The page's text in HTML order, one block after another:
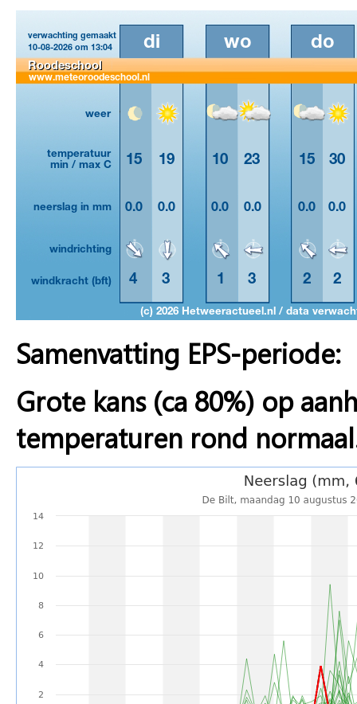
Samenvatting EPS-periode:
Grote kans (ca 80%) op
temperaturen rond